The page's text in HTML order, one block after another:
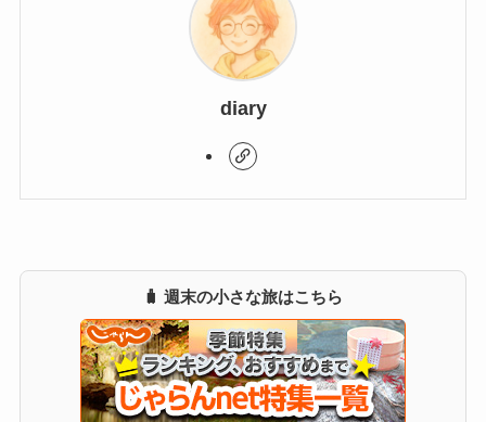
diary
🧳 週末の小さな旅はこちら